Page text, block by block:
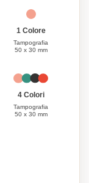
1 Colore
Tampografia
50 x 30 mm
4 Colori
Tampografia
50 x 30 mm